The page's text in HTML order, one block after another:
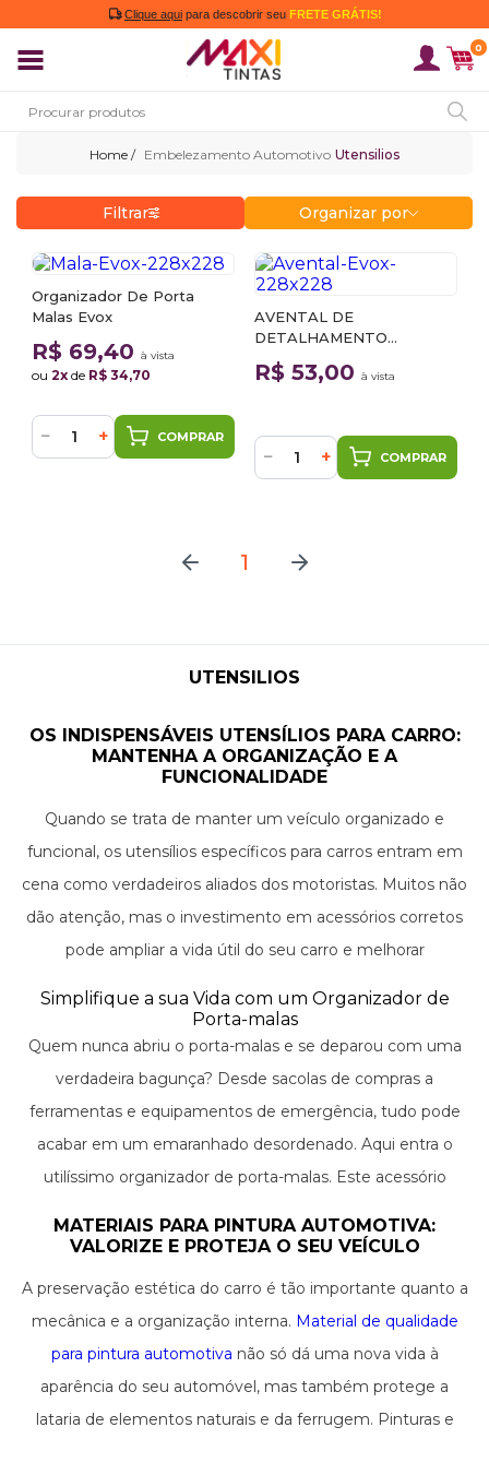
Clique aqui para descobrir seu FRETE GRÁTIS!
0
Embelezamento Automotivo Utensilios
Organizar por
Filtrar
Organizador De Porta
Malas Evox
R$ 69,40 à vista
ou 2x de R$ 34,70
− + COMPRAR
AVENTAL DE
DETALHAMENTO
AUTOMOTIVO EVOX
R$ 53,00 à vista
− + COMPRAR
1
UTENSILIOS
OS INDISPENSÁVEIS UTENSÍLIOS PARA CARRO:
MANTENHA A ORGANIZAÇÃO E A
FUNCIONALIDADE
Quando se trata de manter um veículo organizado e
funcional, os utensílios específicos para carros entram em
cena como verdadeiros aliados dos motoristas. Muitos não
dão atenção, mas o investimento em acessórios corretos
pode ampliar a vida útil do seu carro e melhorar
explorar alguns dos utensílios indispensáveis que podem
transformar sua rotina com seu veículo.
Simplifique a sua Vida com um Organizador de
Porta-malas
Quem nunca abriu o porta-malas e se deparou com uma
verdadeira bagunça? Desde sacolas de compras a
ferramentas e equipamentos de emergência, tudo pode
acabar em um emaranhado desordenado. Aqui entra o
utilíssimo organizador de porta-malas. Este acessório
espaço e facilitando o acesso a tudo o que você precisa.
MATERIAIS PARA PINTURA AUTOMOTIVA:
VALORIZE E PROTEJA O SEU VEÍCULO
A preservação estética do carro é tão importante quanto a
mecânica e a organização interna. Material de qualidade
para pintura automotiva não só dá uma nova vida à
aparência do seu automóvel, mas também protege a
lataria de elementos naturais e da ferrugem. Pinturas e